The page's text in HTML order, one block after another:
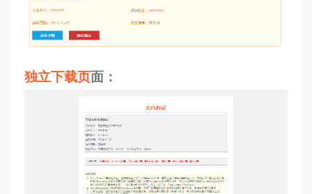
独立下载页面：